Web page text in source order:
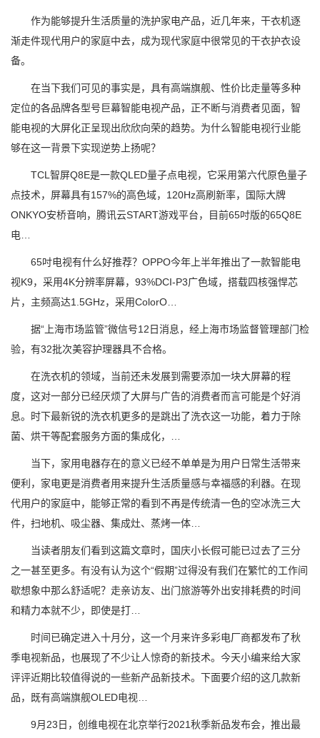
作为能够提升生活质量的洗护家电产品，近几年来，干衣机逐
渐走件现代用户的家庭中去，成为现代家庭中很常见的干衣护衣设
备。
在当下我们可见的事实是，具有高端旗舰、性价比走量等多种
定位的各品牌各型号巨幕智能电视产品，正不断与消费者见面，智
能电视的大屏化正呈现出欣欣向荣的趋势。为什么智能电视行业能
够在这一背景下实现逆势上扬呢？
TCL智屏Q8E是一款QLED量子点电视，它采用第六代原色量子
点技术，屏幕具有157%的高色域，120Hz高刷新率，国际大牌
ONKYO安桥音响，腾讯云START游戏平台，目前65吋版的65Q8E
电…
65吋电视有什么好推荐？OPPO今年上半年推出了一款智能电
视K9，采用4K分辨率屏幕，93%DCI-P3广色域，搭载四核强悍芯
片，主频高达1.5GHz，采用ColorO…
据“上海市场监管”微信号12日消息，经上海市场监督管理部门检
验，有32批次美容护理器具不合格。
在洗衣机的领域，当前还未发展到需要添加一块大屏幕的程
度，这对一部分已经厌烦了大屏与广告的消费者而言可能是个好消
息。时下最新锐的洗衣机更多的是跳出了洗衣这一功能，着力于除
菌、烘干等配套服务方面的集成化，…
当下，家用电器存在的意义已经不单单是为用户日常生活带来
便利，家电更是消费者用来提升生活质量感与幸福感的利器。在现
代用户的家庭中，能够正常的看到不再是传统清一色的空冰洗三大
件，扫地机、吸尘器、集成灶、蒸烤一体…
当读者朋友们看到这篇文章时，国庆小长假可能已过去了三分
之一甚至更多。有没有认为这个“假期”过得没有我们在繁忙的工作间
歇想象中那么舒适呢？走亲访友、出门旅游等外出安排耗费的时间
和精力本就不少，即使是打…
时间已确定进入十月分，这一个月来许多彩电厂商都发布了秋
季电视新品，也展现了不少让人惊奇的新技术。今天小编来给大家
评评近期比较值得说的一些新产品新技术。下面要介绍的这几款新
品，既有高端旗舰OLED电视…
9月23日，创维电视在北京举行2021秋季新品发布会，推出最